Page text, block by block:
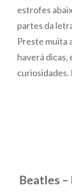
estrofes
partes da
Preste muita
haverá dicas,
Beatles –